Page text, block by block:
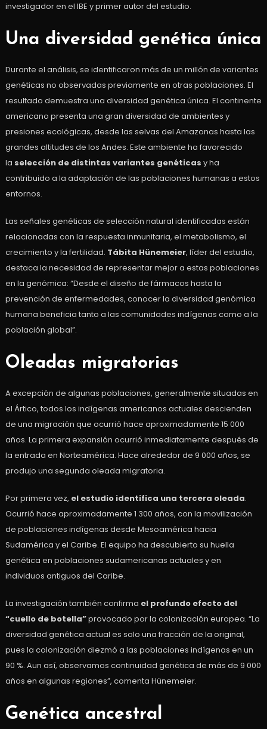
investigador en el IBE y primer autor del estudio.
Una diversidad genética única
Durante el análisis, se identificaron más de un millón de variantes
genéticas no observadas previamente en otras poblaciones. El
resultado demuestra una diversidad genética única. El continente
americano presenta una gran diversidad de ambientes y
presiones ecológicas, desde las selvas del Amazonas hasta las
grandes altitudes de los Andes. Este ambiente ha favorecido
la selección de distintas variantes genéticas y ha
contribuido a la adaptación de las poblaciones humanas a estos
entornos.
Las señales genéticas de selección natural identificadas están
relacionadas con la respuesta inmunitaria, el metabolismo, el
crecimiento y la fertilidad. Tábita Hünemeier, líder del estudio,
destaca la necesidad de representar mejor a estas poblaciones
en la genómica: “Desde el diseño de fármacos hasta la
prevención de enfermedades, conocer la diversidad genómica
humana beneficia tanto a las comunidades indígenas como a la
población global”.
Oleadas migratorias
A excepción de algunas poblaciones, generalmente situadas en
el Ártico, todos los indígenas americanos actuales descienden
de una migración que ocurrió hace aproximadamente 15 000
años. La primera expansión ocurrió inmediatamente después de
la entrada en Norteamérica. Hace alrededor de 9 000 años, se
produjo una segunda oleada migratoria.
Por primera vez, el estudio identifica una tercera oleada.
Ocurrió hace aproximadamente 1 300 años, con la movilización
de poblaciones indígenas desde Mesoamérica hacia
Sudamérica y el Caribe. El equipo ha descubierto su huella
genética en poblaciones sudamericanas actuales y en
individuos antiguos del Caribe.
La investigación también confirma el profundo efecto del
“cuello de botella”provocado por la colonización europea. “La
diversidad genética actual es solo una fracción de la original,
pues la colonización diezmó a las poblaciones indígenas en un
90 %. Aun así, observamos continuidad genética de más de 9 000
años en algunas regiones”, comenta Hünemeier.
Genética ancestral